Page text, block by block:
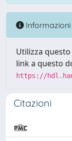
Informazioni
Utilizza
link a questo
https://
Citazioni